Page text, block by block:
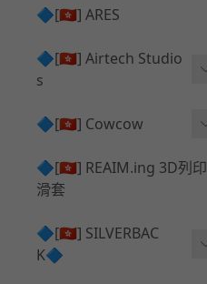
🔷[🇭🇰] ARES
🔷[🇭🇰] Airtech Studio
s
VFC
G＆G
Krytac
KWA
Tokyo Marui
🔷[🇭🇰] Cowcow
TM Glock 系列
Action Army AAP01 系列
UMAREX VFC 系列
🔷[🇭🇰] REAIM.ing 3D列印
滑套
🔷[🇭🇰] SILVERBAC
K🔷